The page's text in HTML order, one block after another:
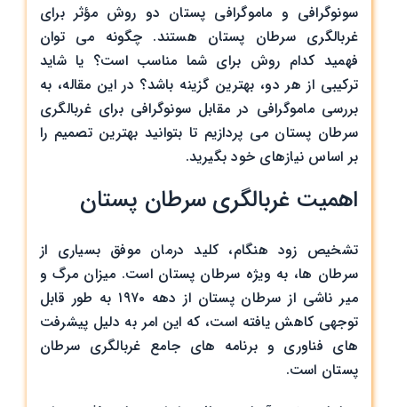
سونوگرافی و ماموگرافی پستان دو روش مؤثر برای
غربالگری سرطان پستان هستند. چگونه می‌ توان
فهمید کدام روش برای شما مناسب است؟ یا شاید
ترکیبی از هر دو، بهترین گزینه باشد؟ در این مقاله، به
بررسی ماموگرافی در مقابل سونوگرافی برای غربالگری
سرطان پستان می ‌پردازیم تا بتوانید بهترین تصمیم را
بر اساس نیازهای خود بگیرید.
اهمیت غربالگری سرطان پستان
تشخیص زود هنگام، کلید درمان موفق بسیاری از
سرطان ‌ها، به ‌ویژه سرطان پستان است. میزان مرگ و
میر ناشی از سرطان پستان از دهه ۱۹۷۰ به‌ طور قابل
توجهی کاهش یافته است، که این امر به دلیل پیشرفت
‌های فناوری و برنامه‌ های جامع غربالگری سرطان
پستان است.